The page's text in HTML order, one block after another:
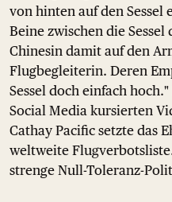
von hinten auf den Sessel
Beine zwischen die
Chinesin damit auf den
Flugbegleiterin. Deren
Sessel doch einfach
Social Media kursierten
Cathay Pacific setzte das
weltweite
strenge Null-Toleranz-